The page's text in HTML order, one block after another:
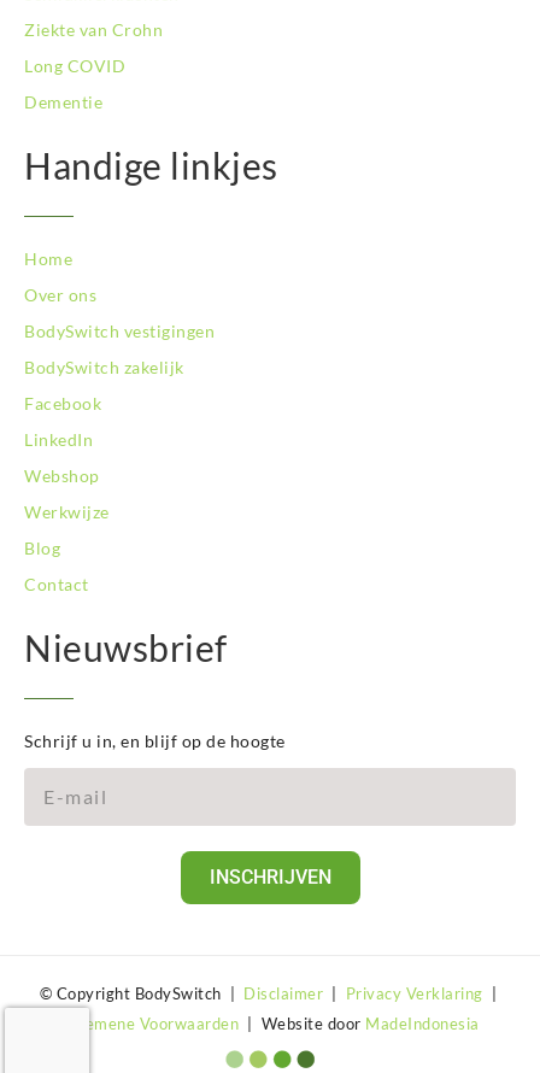
Ziekte van Crohn
Long COVID
Dementie
Handige linkjes
Home
Over ons
BodySwitch vestigingen
BodySwitch zakelijk
Facebook
LinkedIn
Webshop
Werkwijze
Blog
Contact
Nieuwsbrief
Schrijf u in, en blijf op de hoogte
INSCHRIJVEN
© Copyright BodySwitch | Disclaimer Privacy Verklaring
Algemene Voorwaarden | Website door MadeIndonesia